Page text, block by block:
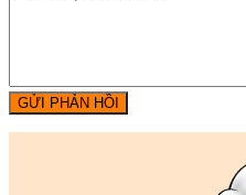
GỬI PHẢN HỒI